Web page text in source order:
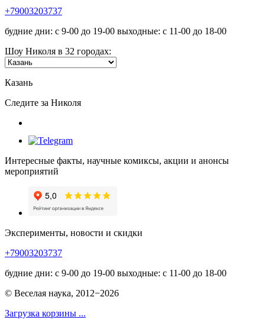
+79003203737
будние дни: с 9-00 до 19-00 выходные: с 11-00 до 18-00
Шоу Николя в 32 городах:
Казань
Следите за Николя
Интересные факты, научные комиксы, акции и анонсы
мероприятий
Эксперименты, новости и скидки
+79003203737
будние дни: с 9-00 до 19-00 выходные: с 11-00 до 18-00
© Веселая наука, 2012−2026
Загрузка корзины ...